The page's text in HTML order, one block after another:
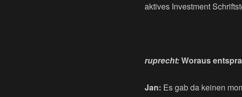
aktives Investment
ruprecht:Woraus
Jan: Es gab da keinen